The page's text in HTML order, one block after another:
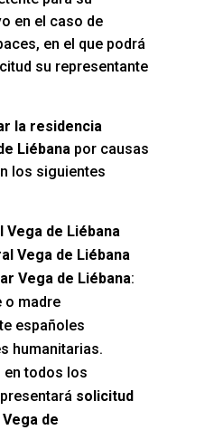
en el caso de
en el que podrá
su representante
la residencia
Liébanapor causas
los siguientes
de Liébana
Vega de Liébana
Vega de Liébana:
o madre
españoles
humanitarias.
en todos los
solicitud
de